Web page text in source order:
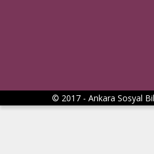
© 2017 - Ankara Sosyal